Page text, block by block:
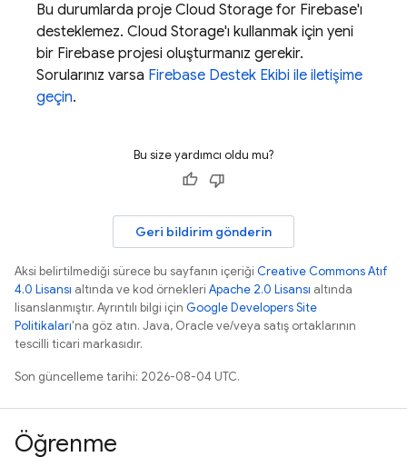
Bu durumlarda proje Cloud Storage for Firebase'ı
desteklemez. Cloud Storage'ı kullanmak için yeni
bir Firebase projesi oluşturmanız gerekir.
Sorularınız varsa Firebase Destek Ekibi ile iletişime
geçin.
Bu size yardımcı oldu mu?
Geri bildirim gönderin
Aksi belirtilmediği sürece bu sayfanın içeriği Creative Commons Atıf
4.0 Lisansı altında ve kod örnekleri Apache 2.0 Lisansı altında
lisanslanmıştır. Ayrıntılı bilgi için Google Developers Site
Politikaları'na göz atın. Java, Oracle ve/veya satış ortaklarının
tescilli ticari markasıdır.
Son güncelleme tarihi: 2026-08-04 UTC.
Öğrenme